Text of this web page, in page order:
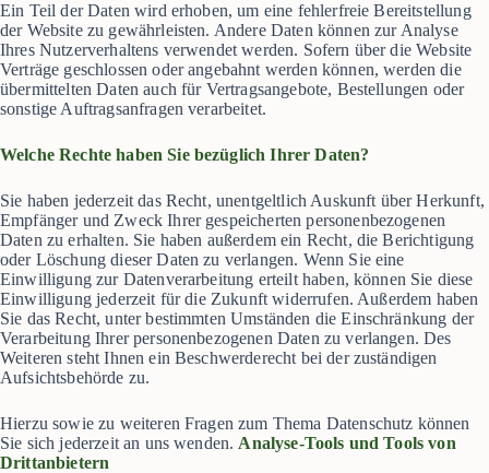
Ein Teil der Daten wird erhoben, um eine fehlerfreie Bereitstellung
der Website zu gewährleisten. Andere Daten können zur Analyse
Ihres Nutzerverhaltens verwendet werden. Sofern über die Website
Verträge geschlossen oder angebahnt werden können, werden die
übermittelten Daten auch für Vertragsangebote, Bestellungen oder
sonstige Auftragsanfragen verarbeitet.
Welche Rechte haben Sie bezüglich Ihrer Daten?
Sie haben jederzeit das Recht, unentgeltlich Auskunft über Herkunft,
Empfänger und Zweck Ihrer gespeicherten personenbezogenen
Daten zu erhalten. Sie haben außerdem ein Recht, die Berichtigung
oder Löschung dieser Daten zu verlangen. Wenn Sie eine
Einwilligung zur Datenverarbeitung erteilt haben, können Sie diese
Einwilligung jederzeit für die Zukunft widerrufen. Außerdem haben
Sie das Recht, unter bestimmten Umständen die Einschränkung der
Verarbeitung Ihrer personenbezogenen Daten zu verlangen. Des
Weiteren steht Ihnen ein Beschwerderecht bei der zuständigen
Aufsichtsbehörde zu.
Hierzu sowie zu weiteren Fragen zum Thema Datenschutz können
Sie sich jederzeit an uns wenden. Analyse-Tools und Tools von
Drittanbietern